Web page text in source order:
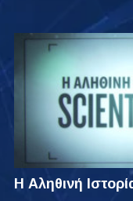
Η Αληθινή